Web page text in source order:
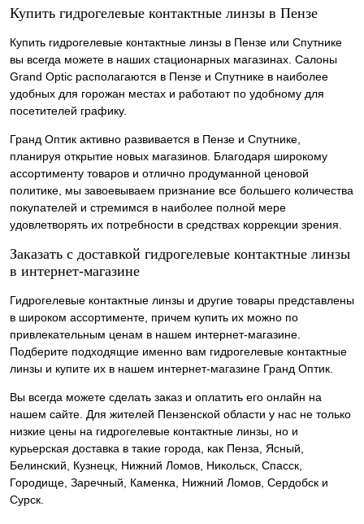
Купить гидрогелевые контактные линзы в Пензе
Купить гидрогелевые контактные линзы в Пензе или Спутнике
вы всегда можете в наших стационарных магазинах. Салоны
Grand Optic располагаются в Пензе и Спутнике в наиболее
удобных для горожан местах и работают по удобному для
посетителей графику.
Гранд Оптик активно развивается в Пензе и Спутнике,
планируя открытие новых магазинов. Благодаря широкому
ассортименту товаров и отлично продуманной ценовой
политике, мы завоевываем признание все большего количества
покупателей и стремимся в наиболее полной мере
удовлетворять их потребности в средствах коррекции зрения.
Заказать с доставкой гидрогелевые контактные линзы
в интернет-магазине
Гидрогелевые контактные линзы и другие товары представлены
в широком ассортименте, причем купить их можно по
привлекательным ценам в нашем интернет-магазине.
Подберите подходящие именно вам гидрогелевые контактные
линзы и купите их в нашем интернет-магазине Гранд Оптик.
Вы всегда можете сделать заказ и оплатить его онлайн на
нашем сайте. Для жителей Пензенской области у нас не только
низкие цены на гидрогелевые контактные линзы, но и
курьерская доставка в такие города, как Пенза, Ясный,
Белинский, Кузнецк, Нижний Ломов, Никольск, Спасск,
Городище, Заречный, Каменка, Нижний Ломов, Сердобск и
Сурск.